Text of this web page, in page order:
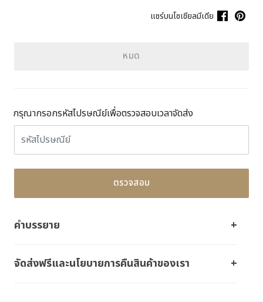
แชร์บนโซเชียลมีเดีย
หมด
กรุณากรอกรหัสไปรษณีย์เพื่อตรวจสอบเวลาจัดส่ง
ตรวจสอบ
คำบรรยาย
จัดส่งฟรีและนโยบายการคืนสินค้าของเรา